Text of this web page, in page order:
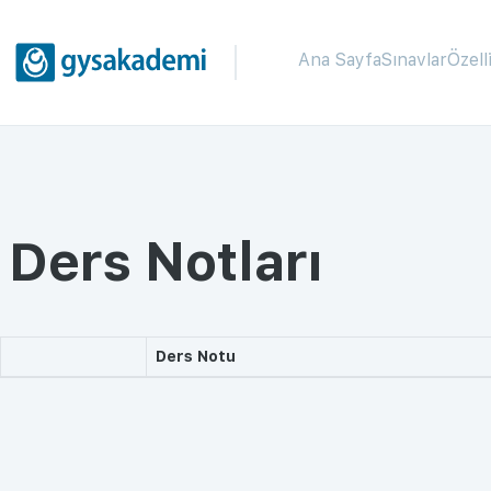
Ana SayfaSınavlar
Ders Notları
Ders Notu